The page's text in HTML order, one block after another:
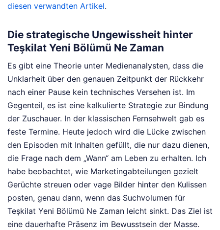
diesen verwandten Artikel.
Die strategische Ungewissheit hinter
Teşkilat Yeni Bölümü Ne Zaman
Es gibt eine Theorie unter Medienanalysten, dass die
Unklarheit über den genauen Zeitpunkt der Rückkehr
nach einer Pause kein technisches Versehen ist. Im
Gegenteil, es ist eine kalkulierte Strategie zur Bindung
der Zuschauer. In der klassischen Fernsehwelt gab es
feste Termine. Heute jedoch wird die Lücke zwischen
den Episoden mit Inhalten gefüllt, die nur dazu dienen,
die Frage nach dem „Wann“ am Leben zu erhalten. Ich
habe beobachtet, wie Marketingabteilungen gezielt
Gerüchte streuen oder vage Bilder hinter den Kulissen
posten, genau dann, wenn das Suchvolumen für
Teşkilat Yeni Bölümü Ne Zaman leicht sinkt. Das Ziel ist
eine dauerhafte Präsenz im Bewusstsein der Masse.